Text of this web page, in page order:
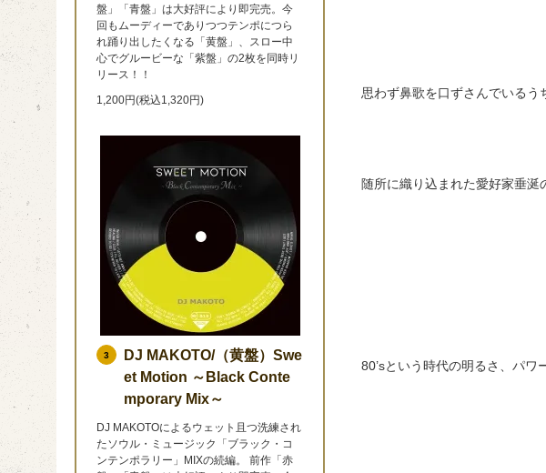
思わず鼻歌を口ずさんでいるう
随所に織り込まれた愛好家垂涎
80’sという時代の明るさ、パワ
盤」「青盤」は大好評により即完売。今
回もムーディーでありつつテンポにつら
れ踊り出したくなる「黄盤」、スロー中
心でグルービーな「紫盤」の2枚を同時リ
リース！！
1,200円(税込1,320円)
3
DJ MAKOTO/（黄盤）Swe
et Motion ～Black Conte
mporary Mix～
DJ MAKOTOによるウェット且つ洗練され
たソウル・ミュージック「ブラック・コ
ンテンポラリー」MIXの続編。 前作「赤